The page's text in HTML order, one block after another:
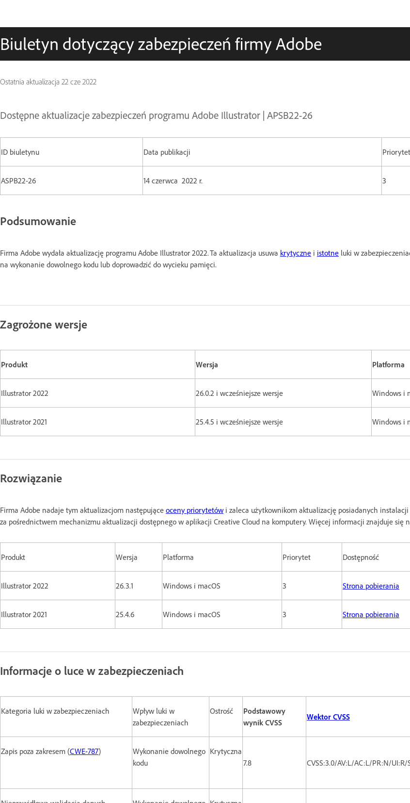
Biuletyn dotyczący zabezpieczeń firmy Adobe
Ostatnia aktualizacja 22 cze 2022
Dostępne aktualizacje zabezpieczeń programu Adobe Illustrator | APSB22-26
ID biuletynu Data publikacji Priorytet
ASPB22-26 14 czerwca 2022 r. 3
Podsumowanie
Firma Adobe wydała aktualizację programu Adobe Illustrator 2022. Ta aktualizacja usuwa krytyczne i istotne luki w
na wykonanie dowolnego kodu lub doprowadzić do wycieku pamięci.
Zagrożone wersje
Produkt Wersja Platforma
Illustrator 2022 26.0.2 i wcześniejsze wersje Windows i
Illustrator 2021 25.4.5 i wcześniejsze wersje Windows i
Rozwiązanie
Firma Adobe nadaje tym aktualizacjom następujące oceny priorytetów i zaleca użytkownikom aktualizację posiadanych
za pośrednictwem mechanizmu aktualizacji dostępnego w aplikacji Creative Cloud na komputery. Więcej informacji znajduje się
Produkt Wersja Platforma Priorytet Dostępność
Illustrator 2022 26.3.1 Windows i macOS 3 Strona pobierania
Illustrator 2021 25.4.6 Windows i macOS 3 Strona pobierania
Informacje o luce w zabezpieczeniach
Kategoria luki w zabezpieczeniach
Wpływ luki w
zabezpieczeniach
Ostrość
Podstawowy
wynik CVSS
Wektor CVSS
Zapis poza zakresem (CWE-787)
Wykonanie dowolnego
kodu
Krytyczna
7.8
CVSS:3.0/AV:L/AC:L/PR:N/